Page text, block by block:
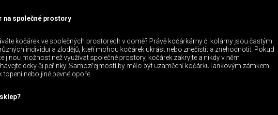
na společné prostory
kočárek ve společných prostorech v domě? Právě kočárkárny či kolárny jsou častým
individuí a zlodějů, kteří mohou kočárek ukrást nebo znečistit a znehodnotit. Pokud
jinou možnost než využívat společné prostory, kočárek zakryjte a nikdy v něm
deky či peřinky. Samozřejmostí by mělo být uzamčení kočárku lankovým zámkem
topení nebo jiné pevné opoře.